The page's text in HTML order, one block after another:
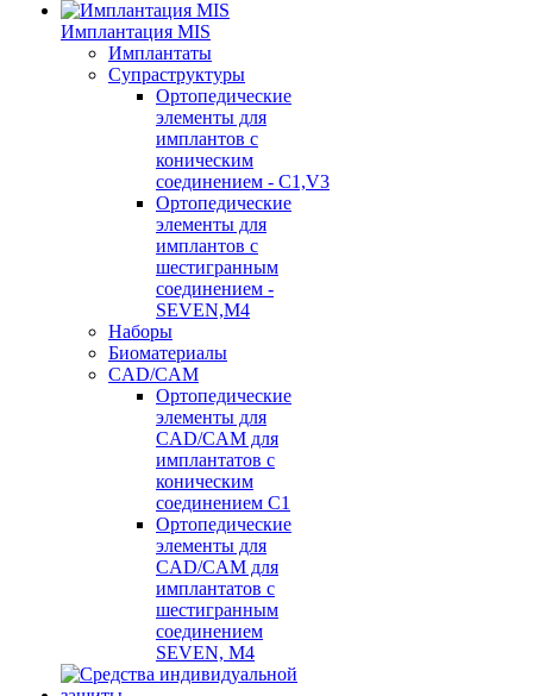
Имплантация MIS
Имплантаты
Супраструктуры
Ортопедические
элементы для
имплантов с
коническим
соединением - C1,V3
Ортопедические
элементы для
имплантов с
шестигранным
соединением -
SEVEN,M4
Наборы
Биоматериалы
CAD/CAM
Ортопедические
элементы для
CAD/CAM для
имплантатов с
коническим
соединением С1
Ортопедические
элементы для
CAD/CAM для
имплантатов с
шестигранным
соединением
SEVEN, М4